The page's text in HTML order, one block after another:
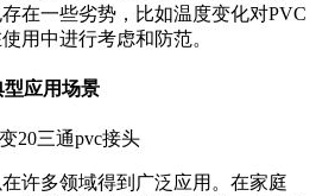
在一些劣势，比如温度变化对PVC
用中进行考虑和防范。
型应用场景
许多领域得到广泛应用。在家庭